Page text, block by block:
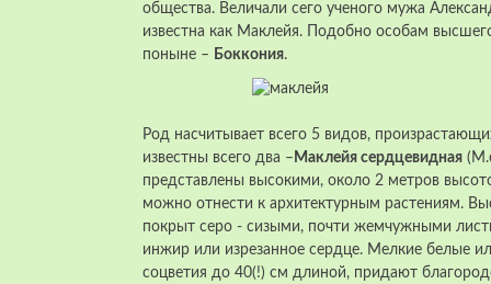
общества. Величали сего ученого мужа
известна как Маклейя. Подобно особам
поныне – Боккония.
Род насчитывает всего 5 видов,
известны всего два – Маклейя сердцевидная
представлены высокими, около 2 метров
можно отнести к архитектурным растениям.
покрыт серо - сизыми, почти жемчужными
инжир или изрезанное сердце. Мелкие белые
соцветия до 40(!) см длиной, придают